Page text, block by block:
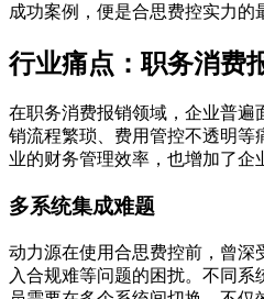
成功案例，便是合思费控实力的
行业痛点：职务消费
在职务消费报销领域，企业普遍
销流程繁琐、费用管控不透明等
业的财务管理效率，也增加了企
多系统集成难题
动力源在使用合思费控前，曾深
入合规难等问题的困扰。不同系